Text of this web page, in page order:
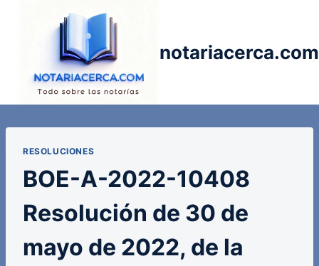
notariacerca.com
RESOLUCIONES
BOE-A-2022-10408
Resolución de 30 de
mayo de 2022, de la